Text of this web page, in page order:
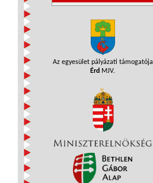
Az egyesület pályázati támogatója
Érd MJV.